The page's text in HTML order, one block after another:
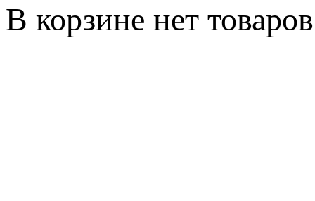
В корзине нет товаров